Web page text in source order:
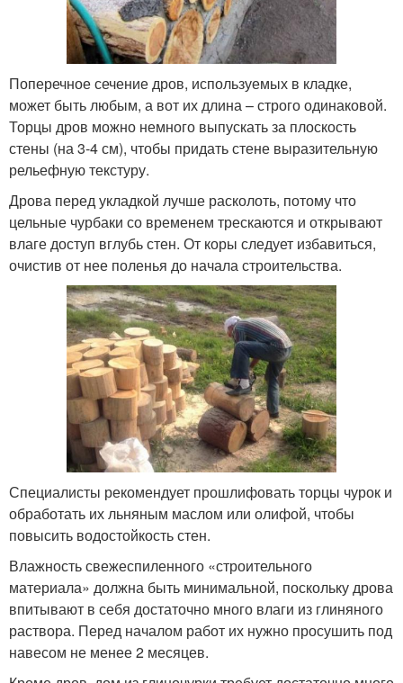
Поперечное сечение дров, используемых в кладке,
может быть любым, а вот их длина – строго одинаковой.
Торцы дров можно немного выпускать за плоскость
стены (на 3-4 см), чтобы придать стене выразительную
рельефную текстуру.
Дрова перед укладкой лучше расколоть, потому что
цельные чурбаки со временем трескаются и открывают
влаге доступ вглубь стен. От коры следует избавиться,
очистив от нее поленья до начала строительства.
Специалисты рекомендует прошлифовать торцы чурок и
обработать их льняным маслом или олифой, чтобы
повысить водостойкость стен.
Влажность свежеспиленного «строительного
материала» должна быть минимальной, поскольку дрова
впитывают в себя достаточно много влаги из глиняного
раствора. Перед началом работ их нужно просушить под
навесом не менее 2 месяцев.